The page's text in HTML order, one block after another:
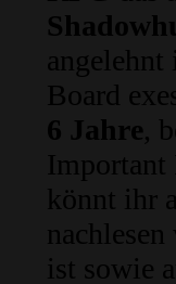
angelehnt
Board
6 Jahre,
könnt ihr
nachlesen
ist sowie